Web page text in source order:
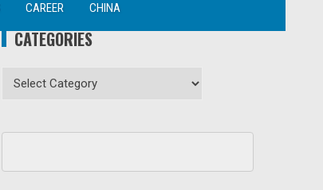
CAREER CHINA
CATEGORIES
Categories